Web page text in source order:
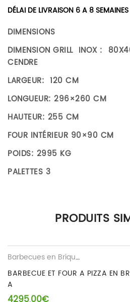
DÉLAI DE LIVRAISON 6 A 8 SEMAINES
DIMENSIONS
DIMENSION GRILL INOX :
CENDRE
LARGEUR: 120 CM
LONGUEUR: 296×260 CM
HAUTEUR: 255 CM
FOUR INTÉRIEUR 90×90 CM
POIDS: 2995 KG
PALETTES 3
possibilité de laisser un avis.
PRODUITS
Barbecues en Brique Refractaire
BARBECUE ET FOUR A PIZZA EN
A